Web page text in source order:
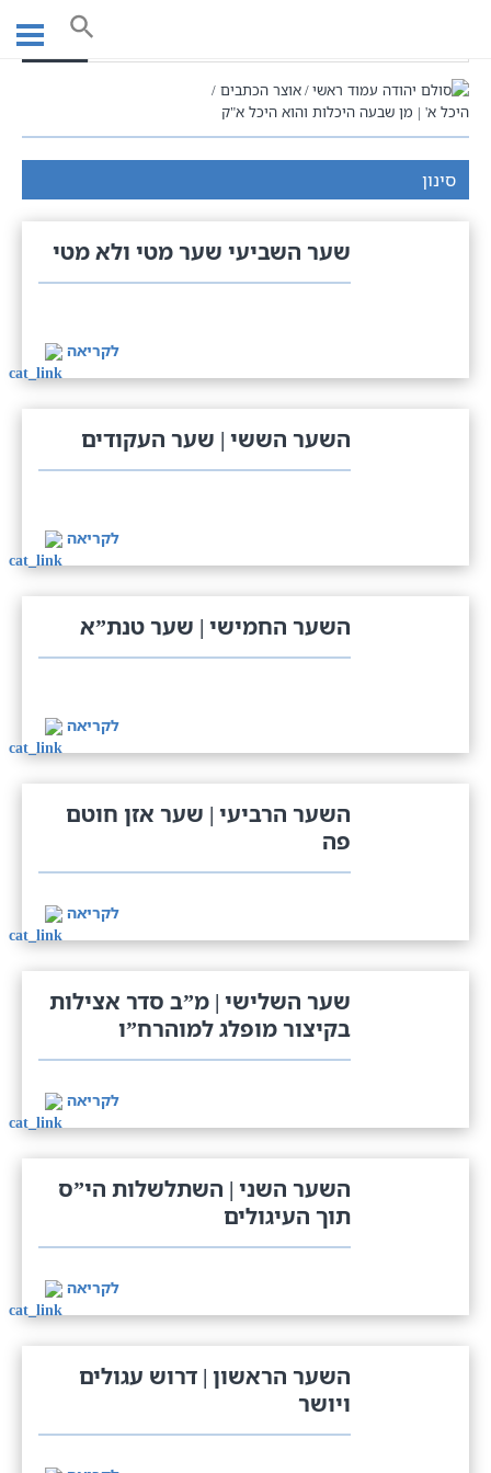
content
חיפוש
עמוד ראשי אוצר הכתבים
היכל א' | מן שבעה היכלות והוא היכל א"ק
שער השביעי שער מטי ולא מטי
לקריאה
השער הששי | שער העקודים
לקריאה
השער החמישי | שער טנת”א
לקריאה
השער הרביעי | שער אזן חוטם
פה
לקריאה
שער השלישי | מ”ב סדר אצילות
בקיצור מופלג למוהרח”ו
לקריאה
השער השני | השתלשלות הי”ס
תוך העיגולים
לקריאה
השער הראשון | דרוש עגולים
ויושר
סינון